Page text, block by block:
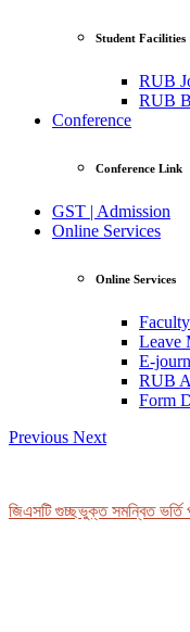
Student Facilities
RUB
RUB
Conference
Conference Link
GST | Admission
Online Services
Online Services
Leave
E-
RUB
Form
Previous Next
গুচ্ছভুক্ত সমন্বিত ভর্তি